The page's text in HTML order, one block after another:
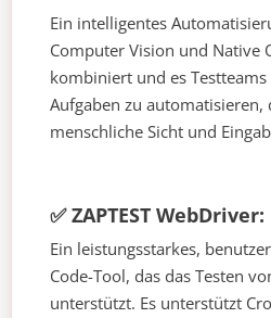
Ein intelligentes
Computer Vision und Native
kombiniert und es
Aufgaben zu
menschliche Sicht und
✅ ZAPTEST WebDriver:
Ein leistungsstarkes,
Code-Tool, das das Testen
unterstützt. Es unterstützt